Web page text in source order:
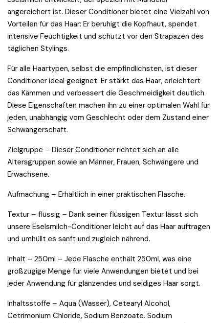
angereichert ist. Dieser Conditioner bietet eine Vielzahl von
Vorteilen für das Haar: Er beruhigt die Kopfhaut, spendet
intensive Feuchtigkeit und schützt vor den Strapazen des
täglichen Stylings.
Für alle Haartypen, selbst die empfindlichsten, ist dieser
Conditioner ideal geeignet. Er stärkt das Haar, erleichtert
das Kämmen und verbessert die Geschmeidigkeit deutlich.
Diese Eigenschaften machen ihn zu einer optimalen Wahl für
jeden, unabhängig vom Geschlecht oder dem Zustand einer
Schwangerschaft.
Zielgruppe – Dieser Conditioner richtet sich an alle
Altersgruppen sowie an Männer, Frauen, Schwangere und
Erwachsene.
Aufmachung – Erhältlich in einer praktischen Flasche.
Textur – flüssig – Dank seiner flüssigen Textur lässt sich
unsere Eselsmilch-Conditioner leicht auf das Haar auftragen
und umhüllt es sanft und zugleich nährend.
Inhalt – 250ml – Jede Flasche enthält 250ml, was eine
großzügige Menge für viele Anwendungen bietet und bei
jeder Anwendung für glänzendes und seidiges Haar sorgt.
Inhaltsstoffe – Aqua (Wasser), Cetearyl Alcohol,
Cetrimonium Chloride, Sodium Benzoate. Sodium